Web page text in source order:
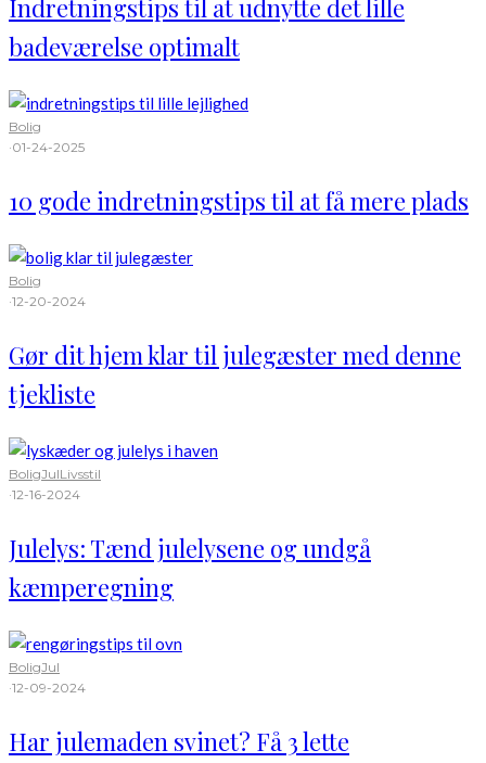
Indretningstips til at udnytte det lille
badeværelse optimalt
Bolig
·01-24-2025
10 gode indretningstips til at få mere plads
Bolig
·12-20-2024
Gør dit hjem klar til julegæster med denne
tjekliste
BoligJulLivsstil
·12-16-2024
Julelys: Tænd julelysene og undgå
kæmperegning
BoligJul
·12-09-2024
Har julemaden svinet? Få 3 lette